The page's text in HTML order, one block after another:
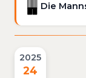
Die
2025
24